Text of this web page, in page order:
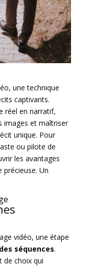
une technique
captivants.
réel en narratif,
images et maîtriser
unique. Pour
ou pilote de
les avantages
Un
vidéo, une étape
séquences.
de choix qui